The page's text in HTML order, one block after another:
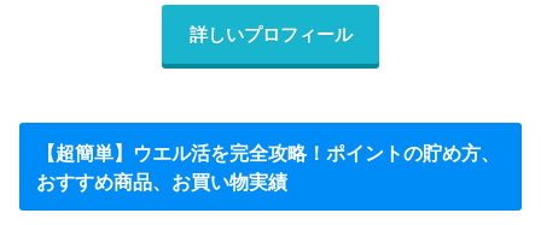
詳しいプロフィール
【超簡単】ウエル活を完全攻略！ポイントの貯め方、
おすすめ商品、お買い物実績